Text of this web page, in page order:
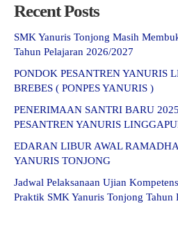
Recent Posts
SMK Yanuris Tonjong Masih
Tahun Pelajaran 2026/2027
PONDOK PESANTREN YANURIS
BREBES ( PONPES YANURIS )
PENERIMAAN SANTRI BARU
PESANTREN YANURIS
EDARAN LIBUR AWAL
YANURIS TONJONG
Jadwal Pelaksanaan Ujian
Praktik SMK Yanuris Tonjong Tahun